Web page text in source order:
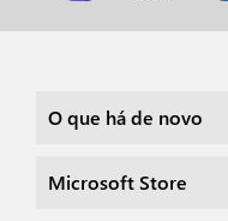
O que há de novo
Microsoft Store